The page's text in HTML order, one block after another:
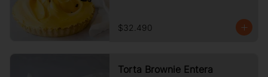
$32.490
Torta Brownie Entera